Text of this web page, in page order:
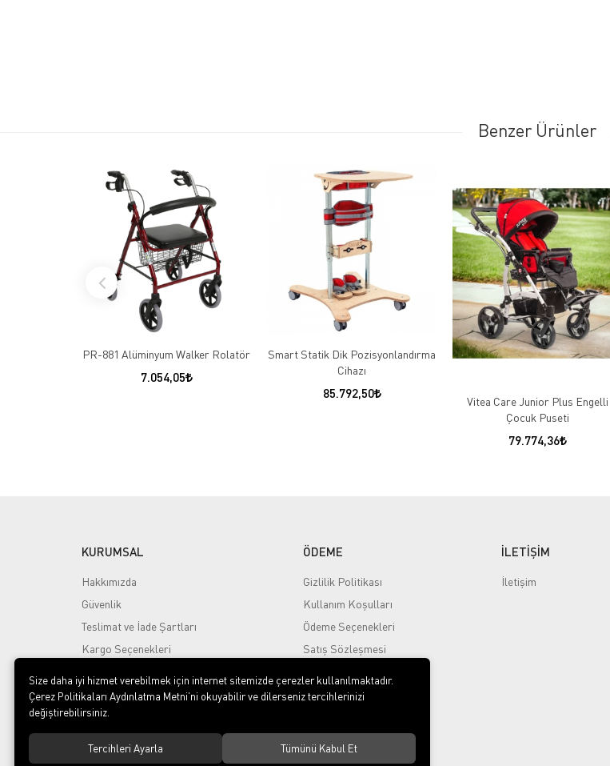
Benzer Ürünler
PR-881 Alüminyum Walker Rolatör
7.054,05
Smart Statik Dik Pozisyonlandırma
Cihazı
85.792,50
Vitea Care Junior Plus Engelli
Çocuk Puseti
79.774,36
KURUMSAL
Hakkımızda
Güvenlik
Teslimat ve İade Şartları
Kargo Seçenekleri
ÖDEME
Gizlilik Politikası
Kullanım Koşulları
Ödeme Seçenekleri
Satış Sözleşmesi
İLETİŞİM
İletişim
Size daha iyi hizmet verebilmek için internet sitemizde çerezler kullanılmaktadır.
Çerez Politikaları Aydınlatma Metni’ni okuyabilir ve dilerseniz tercihlerinizi
değiştirebilirsiniz.
Tercihleri Ayarla Tümünü Kabul Et